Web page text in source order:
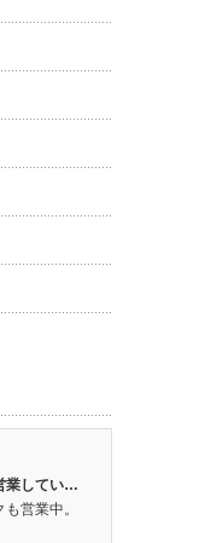
業してい…
営業中。